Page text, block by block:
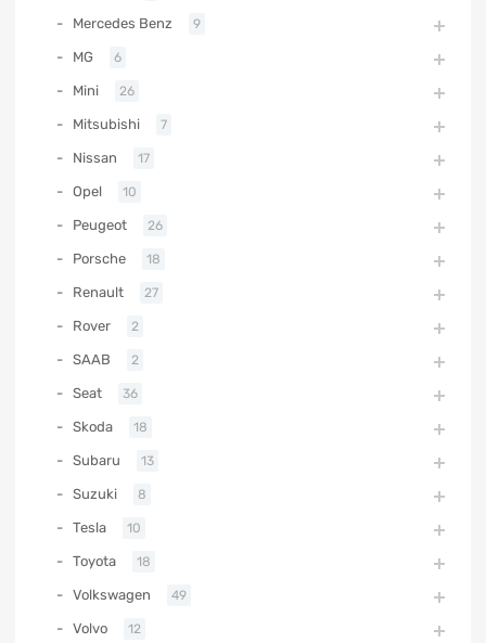
Mercedes Benz 9
MG 6
Mini 26
Mitsubishi 7
Nissan 17
Opel 10
Peugeot 26
Porsche 18
Renault 27
Rover 2
SAAB 2
Seat 36
Skoda 18
Subaru 13
Suzuki 8
Tesla 10
Toyota 18
Volkswagen 49
Volvo 12